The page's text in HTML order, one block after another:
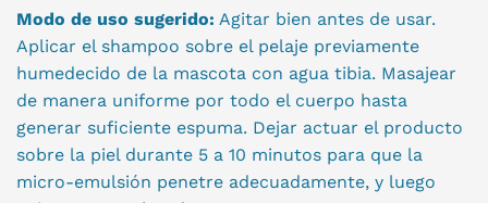
Modo de uso sugerido: Agitar bien antes de usar.
Aplicar el shampoo sobre el pelaje previamente
humedecido de la mascota con agua tibia. Masajear
de manera uniforme por todo el cuerpo hasta
generar suficiente espuma. Dejar actuar el producto
sobre la piel durante 5 a 10 minutos para que la
micro-emulsión penetre adecuadamente, y luego